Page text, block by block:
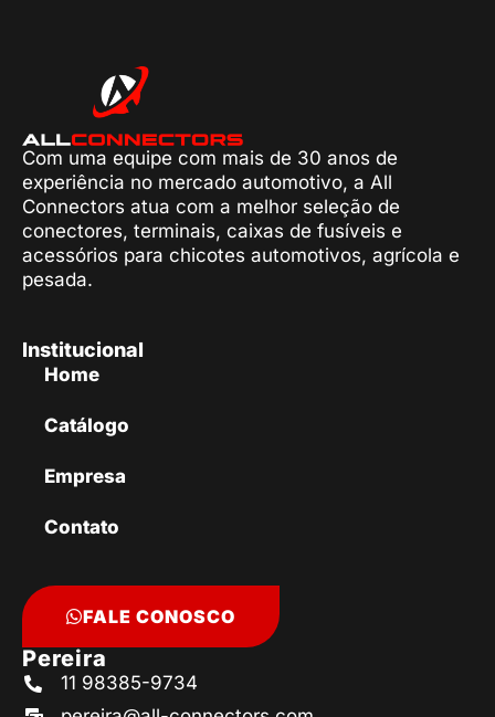
Com uma equipe com mais de 30 anos de
experiência no mercado automotivo, a All
Connectors atua com a melhor seleção de
conectores, terminais, caixas de fusíveis e
acessórios para chicotes automotivos, agrícola e
pesada.
Institucional
Home
Catálogo
Empresa
Contato
FALE CONOSCO
Pereira
11 98385-9734